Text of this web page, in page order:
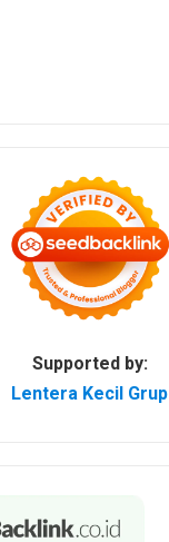
Supported by:
Lentera Kecil Grup